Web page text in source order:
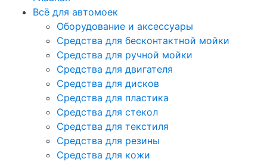
Всё для автомоек
Оборудование и аксессуары
Средства для бесконтактной мойки
Средства для ручной мойки
Средства для двигателя
Средства для дисков
Средства для пластика
Средства для стекол
Средства для текстиля
Средства для резины
Средства для кожи